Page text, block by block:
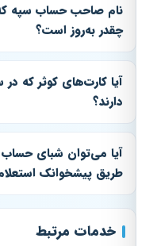
نام صاحب حساب سپه که
چقدر به‌روز است؟
دارند؟
آیا می‌توان شبای حساب
طریق پیشخوانک استعلام
خدمات مرتبط